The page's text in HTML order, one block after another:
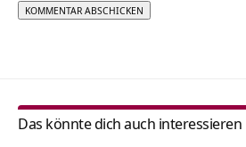
Das könnte dich auch interessieren